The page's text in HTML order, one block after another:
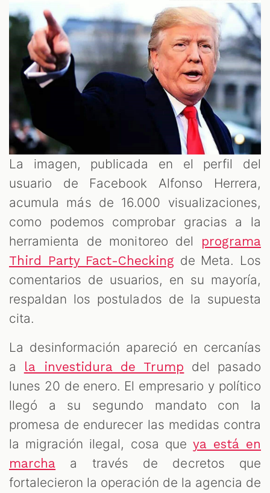
La imagen, publicada en el perfil del
usuario de Facebook Alfonso Herrera,
acumula más de 16.000 visualizaciones,
como podemos comprobar gracias a la
herramienta de monitoreo del
programa
Third Party Fact-Checking de Meta. Los
comentarios de usuarios, en su mayoría,
respaldan los postulados de la supuesta
cita.
La desinformación apareció en cercanías
a
la investidura de Trump del pasado
lunes 20 de enero. El empresario y político
llegó a su segundo mandato con la
promesa de endurecer las medidas contra
la migración ilegal, cosa que ya está en
marcha a través de decretos que
fortalecieron la operación de la agencia de